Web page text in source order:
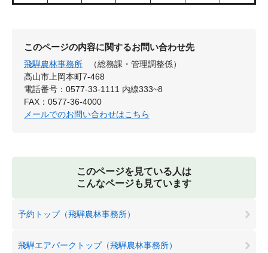
このページの内容に関するお問い合わせ先
飛騨農林事務所
（総務課・管理調整係）
高山市上岡本町7-468
電話番号：0577-33-1111 内線333~8
FAX：0577-36-4000
メールでのお問い合わせはこちら
このページを見ている人は
こんなページも見ています
予約トップ（飛騨農林事務所）
飛騨エアパークトップ（飛騨農林事務所）